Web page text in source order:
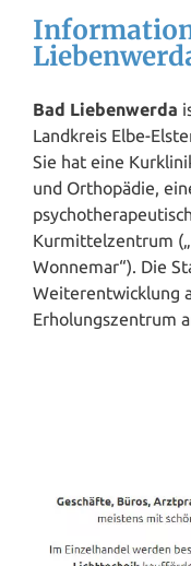
Bad Liebenwerda
Landkreis Elbe-
Sie hat eine
und Orthopädie,
Kurmittelzentrum
Wonnemar“). Die
Weiterentwicklung
Erholungszentrum